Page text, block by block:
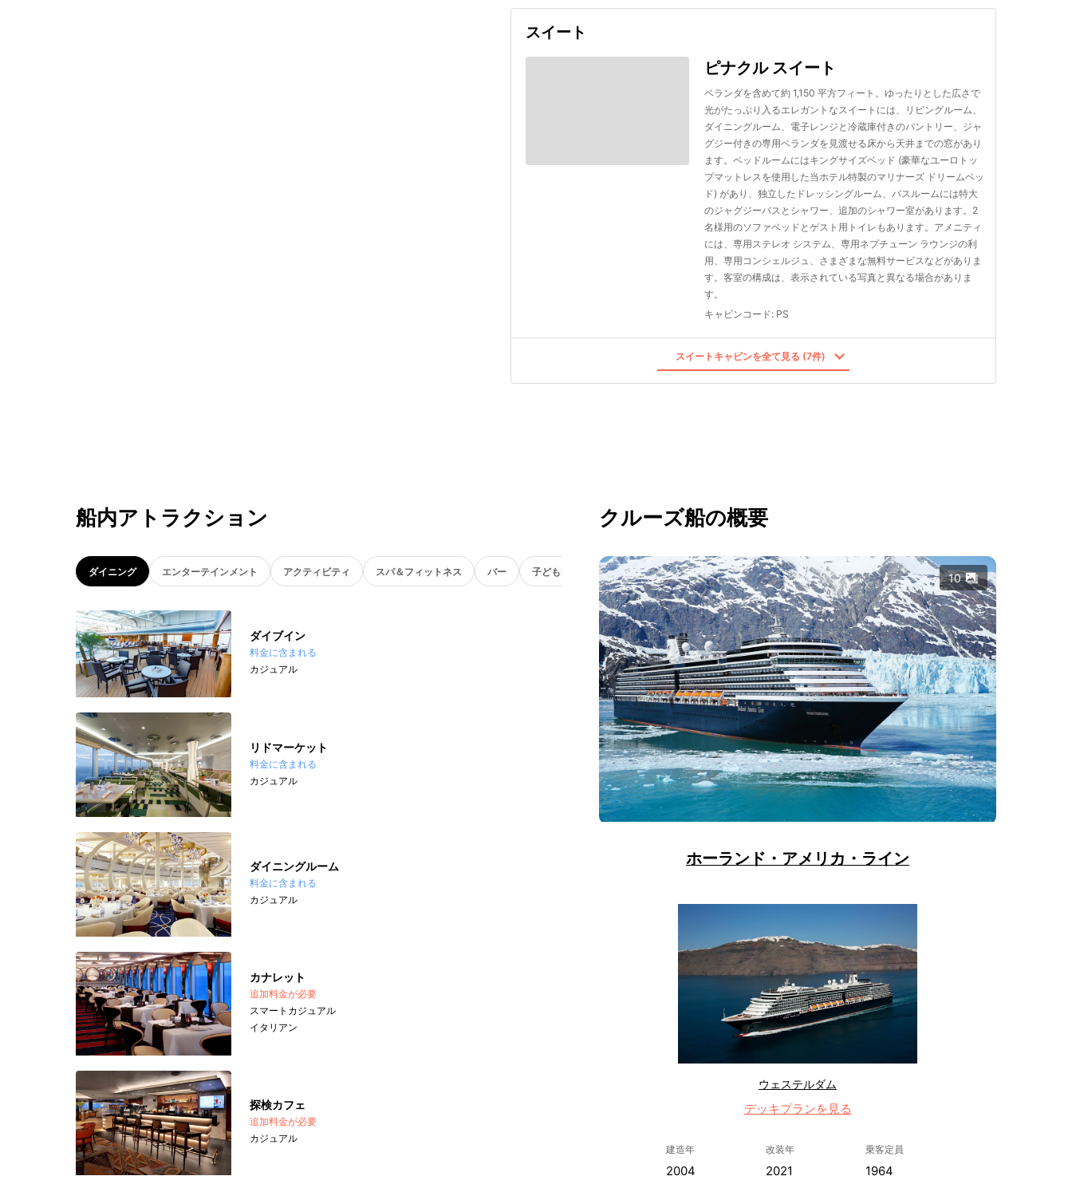
スイート
ピナクル スイート
ベランダを含めて約 1,150 平方フィート。ゆったりとした広さで
光がたっぷり入るエレガントなスイートには、リビングルーム、
ダイニングルーム、電子レンジと冷蔵庫付きのパントリー、ジャ
グジー付きの専用ベランダを見渡せる床から天井までの窓があり
ます。ベッドルームにはキングサイズベッド (豪華なユーロトッ
プマットレスを使用した当ホテル特製のマリナーズ ドリームベッ
ド) があり、独立したドレッシングルーム、バスルームには特大
のジャグジーバスとシャワー、追加のシャワー室があります。2
名様用のソファベッドとゲスト用トイレもあります。アメニティ
には、専用ステレオ システム、専用ネプチューン ラウンジの利
用、専用コンシェルジュ、さまざまな無料サービスなどがありま
す。客室の構成は、表示されている写真と異なる場合がありま
す。
キャビンコード: PS
スイートキャビンを全て見る (7件)
船内アトラクション
ダイニング エンターテインメント アクティビティ スパ＆フィットネス バー 子ども向け
ダイブイン
料金に含まれる
カジュアル
リドマーケット
料金に含まれる
カジュアル
ダイニングルーム
料金に含まれる
カジュアル
カナレット
追加料金が必要
スマートカジュアル
イタリアン
探検カフェ
追加料金が必要
カジュアル
クルーズ船の概要
10
ホーランド・アメリカ・ライン
ウェステルダム
デッキプランを見る
建造年
2004
改装年
2021
乗客定員
1964